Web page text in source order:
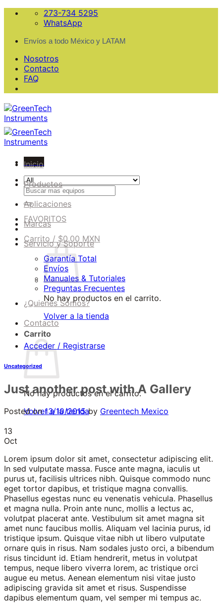
Skip
273-734 5295
WhatsApp
Envíos a todo México y LATAM
Nosotros
Contacto
FAQ
Menu
Buscar
por:
FAVORITOS
Carrito / $0.00 MXN
No hay productos en el carrito.
Volver a la tienda
Carrito
No hay productos en el carrito.
Volver a la tienda
Inicio
Productos
Aplicaciones
Marcas
Servicio y Soporte
Garantía Total
Envíos
Manuales & Tutoriales
Preguntas Frecuentes
¿Quienes Somos?
Contacto
Acceder / Registrarse
Uncategorized
Just another post with A Gallery
Posted on13/10/2015 by Greentech Mexico
13
Oct
Lorem ipsum dolor sit amet, consectetur adipiscing elit.
In sed vulputate massa. Fusce ante magna, iaculis ut
purus ut, facilisis ultrices nibh. Quisque commodo nunc
eget tortor dapibus, et tristique magna convallis.
Phasellus egestas nunc eu venenatis vehicula. Phasellus
et magna nulla. Proin ante nunc, mollis a lectus ac,
volutpat placerat ante. Vestibulum sit amet magna sit
amet nunc faucibus mollis. Aliquam vel lacinia purus, id
tristique ipsum. Quisque vitae nibh ut libero vulputate
ornare quis in risus. Nam sodales justo orci, a bibendum
risus tincidunt id. Etiam hendrerit, metus in volutpat
tempus, neque libero viverra lorem, ac tristique orci
augue eu metus. Aenean elementum nisi vitae justo
adipiscing gravida sit amet et risus. Suspendisse
dapibus elementum quam, vel semper mi tempus ac.